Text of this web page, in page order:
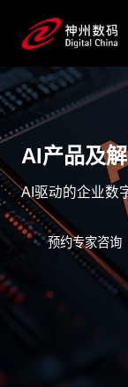
AI产品及
AI驱动的企业数
预约专家咨询